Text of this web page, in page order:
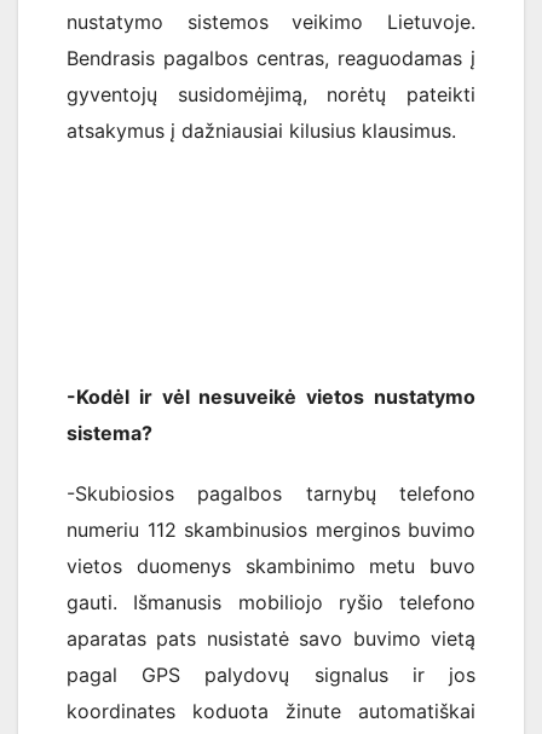
nustatymo sistemos veikimo Lietuvoje.
Bendrasis pagalbos centras, reaguodamas į
gyventojų susidomėjimą, norėtų pateikti
atsakymus į dažniausiai kilusius klausimus.
-Kodėl ir vėl nesuveikė vietos nustatymo
sistema?
-Skubiosios pagalbos tarnybų telefono
numeriu 112 skambinusios merginos buvimo
vietos duomenys skambinimo metu buvo
gauti. Išmanusis mobiliojo ryšio telefono
aparatas pats nusistatė savo buvimo vietą
pagal GPS palydovų signalus ir jos
koordinates koduota žinute automatiškai